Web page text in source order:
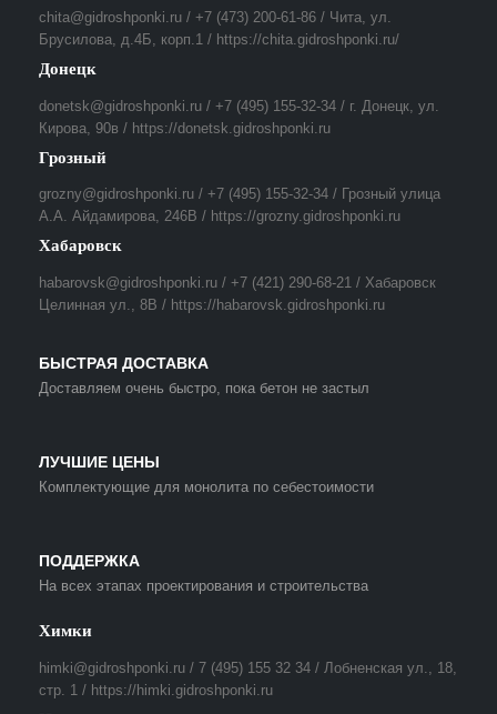
chita@gidroshponki.ru / +7 (473) 200-61-86 / Чита, ул.
Брусилова, д.4Б, корп.1 / https://chita.gidroshponki.ru/
Донецк
donetsk@gidroshponki.ru / +7 (495) 155-32-34 / г. Донецк, ул.
Кирова, 90в / https://donetsk.gidroshponki.ru
Грозный
grozny@gidroshponki.ru / +7 (495) 155-32-34 / Грозный улица
А.А. Айдамирова, 246В / https://grozny.gidroshponki.ru
Хабаровск
habarovsk@gidroshponki.ru / +7 (421) 290-68-21 / Хабаровск
Целинная ул., 8В / https://habarovsk.gidroshponki.ru
БЫСТРАЯ ДОСТАВКА
Доставляем очень быстро, пока бетон не застыл
ЛУЧШИЕ ЦЕНЫ
Комплектующие для монолита по себестоимости
ПОДДЕРЖКА
На всех этапах проектирования и строительства
Химки
himki@gidroshponki.ru / 7 (495) 155 32 34 / Лобненская ул., 18,
стр. 1 / https://himki.gidroshponki.ru